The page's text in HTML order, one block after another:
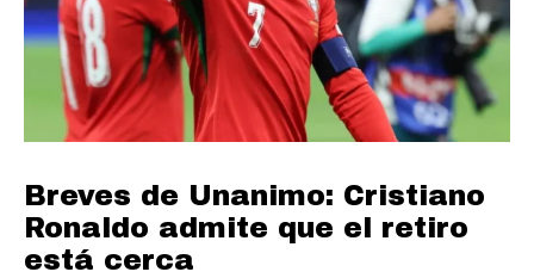
Breves de Unanimo: Cristiano
Ronaldo admite que el retiro
está cerca